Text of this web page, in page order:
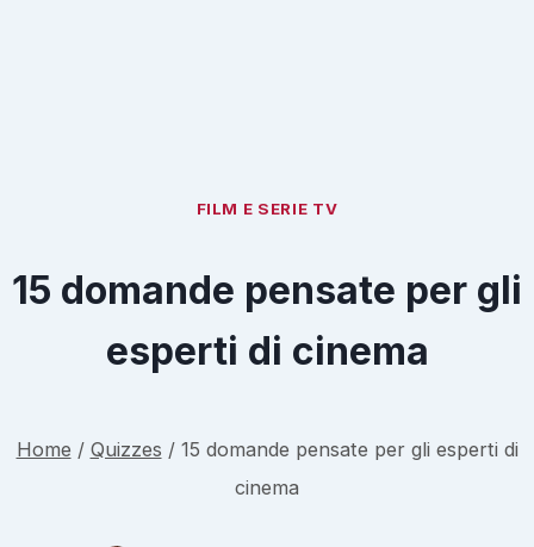
FILM E SERIE TV
15 domande pensate per gli
esperti di cinema
Home / Quizzes / 15 domande pensate per gli esperti di
cinema